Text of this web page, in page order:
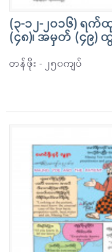
(၃-၁၂-၂၀၁၆) ရ
(၄၈)၊ အမှတ် (၄၉)
တန်ဖိုး - ၂၅၀ကျပ်